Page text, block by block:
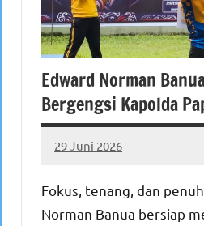
Edward Norman
Bergengsi Kapolda
29 Juni 2026
MEPAGO
No
Fokus, tenang, dan
Norman Banua bersiap